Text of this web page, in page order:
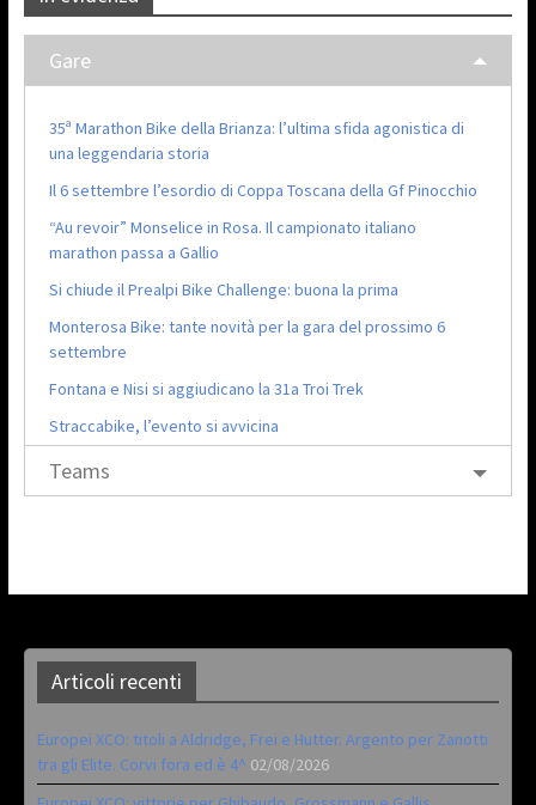
Gare
35ª Marathon Bike della Brianza: l’ultima sfida agonistica di
una leggendaria storia
Il 6 settembre l’esordio di Coppa Toscana della Gf Pinocchio
“Au revoir” Monselice in Rosa. Il campionato italiano
marathon passa a Gallio
Si chiude il Prealpi Bike Challenge: buona la prima
Monterosa Bike: tante novità per la gara del prossimo 6
settembre
Fontana e Nisi si aggiudicano la 31a Troi Trek
Straccabike, l’evento si avvicina
Teams
Articoli recenti
Europei XCO: titoli a Aldridge, Frei e Hutter. Argento per Zanotti
tra gli Elite. Corvi fora ed è 4^ 02/08/2026